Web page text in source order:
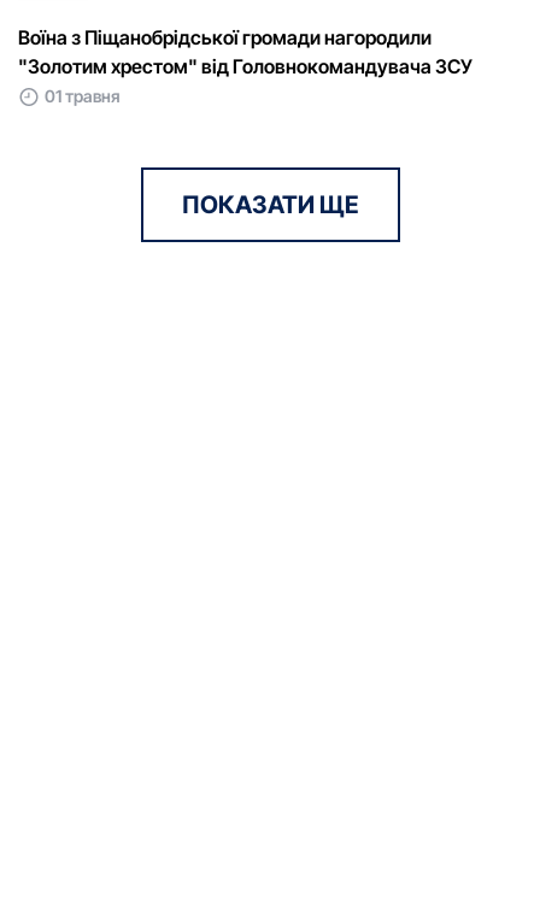
Воїна з Піщанобрідської громади нагородили
"Золотим хрестом" від Головнокомандувача ЗСУ
01 травня
ПОКАЗАТИ ЩЕ